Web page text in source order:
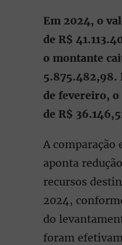
Em 2024, o
de R$
o montante
5.875.482,98.
de fevereiro,
de R$
A comparação
aponta
recursos
2024,
do
foram